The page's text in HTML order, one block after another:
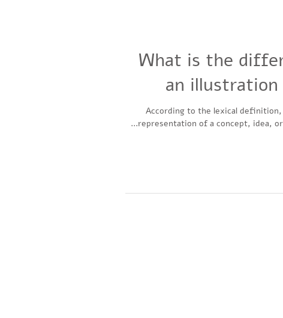
What is the
an illustration
According to the lexical
representation of a concept, idea,